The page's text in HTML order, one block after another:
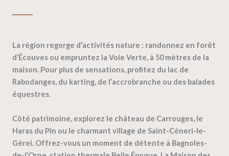
La région regorge d’activités nature : randonnez en forêt
d’Écouves ou empruntez la Voie Verte, à 50 mètres de la
maison. Pour plus de sensations, profitez du lac de
Rabodanges, du karting, de l’accrobranche ou des balades
équestres.
Côté patrimoine, explorez le château de Carrouges, le
Haras du Pin ou le charmant village de Saint-Céneri-le-
Gérei. Offrez-vous un moment de détente à Bagnoles-